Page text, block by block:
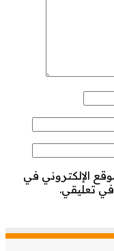
الإلكتروني في
في تعليقي.